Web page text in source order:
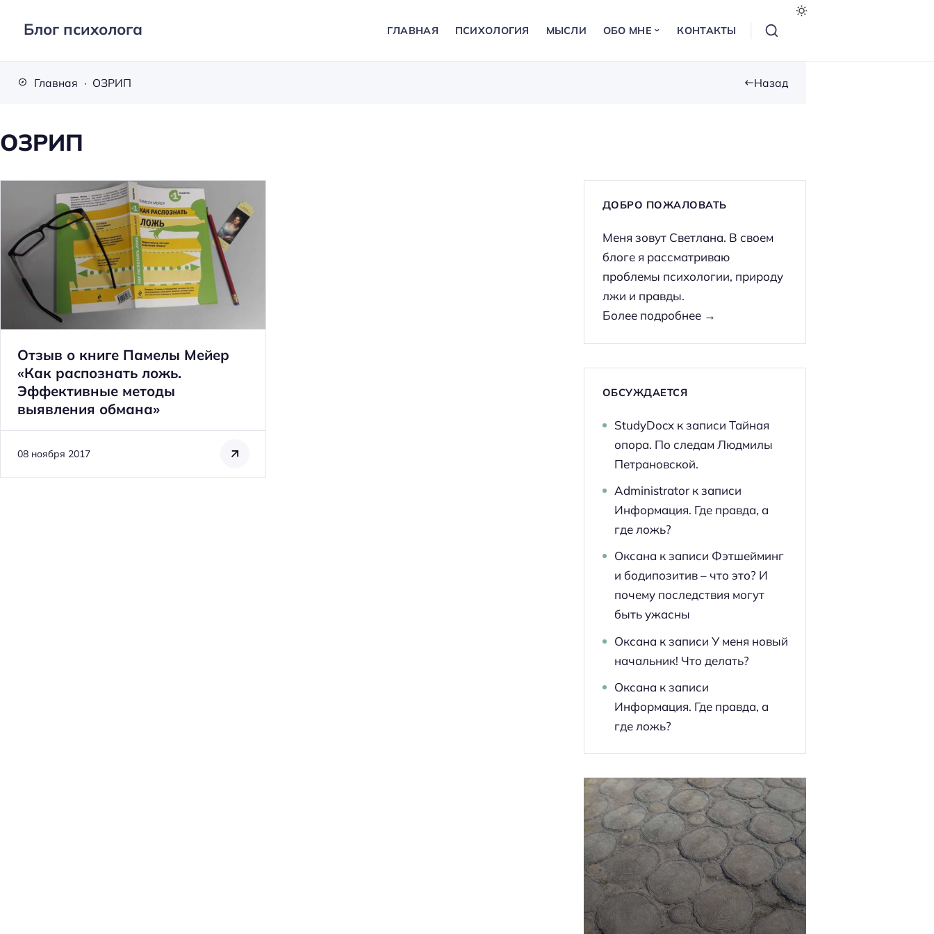
Блог психолога ГЛАВНАЯ ПСИХОЛОГИЯ МЫСЛИ ОБО МНЕ КОНТАКТЫ
Главная ОЗРИП Назад
ОЗРИП
Отзыв о книге Памелы Мейер
«Как распознать ложь.
Эффективные методы
выявления обмана»
08 ноября 2017
ДОБРО ПОЖАЛОВАТЬ
Меня зовут Светлана. В своем
блоге я рассматриваю
проблемы психологии, природу
лжи и правды.
Более подробнее →
ОБСУЖДАЕТСЯ
StudyDocxк записи Тайная
опора. По следам Людмилы
Петрановской.
Administratorк записи
Информация. Где правда, а
где ложь?
Оксана к записи Фэтшейминг
и бодипозитив – что это? И
почему последствия могут
быть ужасны
Оксана к записи У меня новый
начальник! Что делать?
Оксана к записи
Информация. Где правда, а
где ложь?